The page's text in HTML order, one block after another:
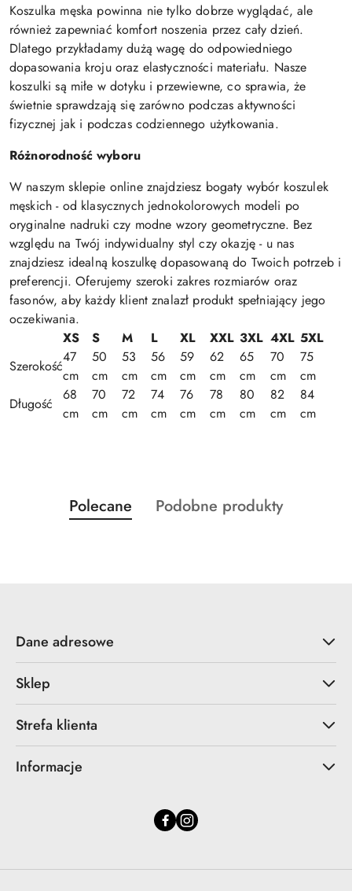
Koszulka męska powinna nie tylko dobrze wyglądać, ale
również zapewniać komfort noszenia przez cały dzień.
Dlatego przykładamy dużą wagę do odpowiedniego
dopasowania kroju oraz elastyczności materiału. Nasze
koszulki są miłe w dotyku i przewiewne, co sprawia, że
świetnie sprawdzają się zarówno podczas aktywności
fizycznej jak i podczas codziennego użytkowania.
Różnorodność wyboru
W naszym sklepie online znajdziesz bogaty wybór koszulek
męskich - od klasycznych jednokolorowych modeli po
oryginalne nadruki czy modne wzory geometryczne. Bez
względu na Twój indywidualny styl czy okazję - u nas
znajdziesz idealną koszulkę dopasowaną do Twoich potrzeb i
preferencji. Oferujemy szeroki zakres rozmiarów oraz
fasonów, aby każdy klient znalazł produkt spełniający jego
oczekiwania.
XS
S M L XL XXL 3XL 4XL 5XL
Szerokość
47
cm
50
cm
53
cm
56
cm
59
cm
62
cm
65
cm
70
cm
75
cm
Długość
68
cm
70
cm
72
cm
74
cm
76
cm
78
cm
80
cm
82
cm
84
cm
Pomiń karuzelę produktów
Produkty
o
Polecane
Produkty
Podobne produkty
Dane adresowe
Sklep
Strefa klienta
Informacje